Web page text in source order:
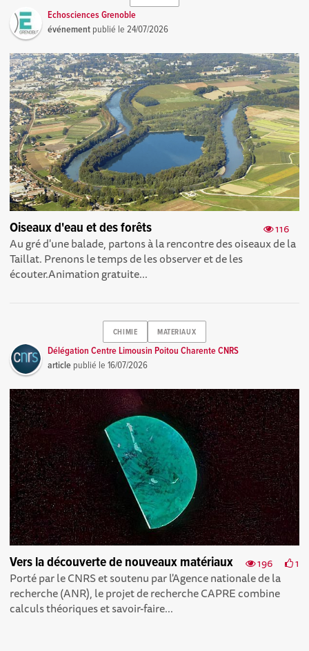
Echosciences Grenoble
événement publié le24/07/2026
116
Oiseaux d'eau et des forêts
Au gré d'une balade, partons à la rencontre des oiseaux de la
Taillat. Prenons le temps de les observer et de les
écouter.Animation gratuite...
CHIMIE MATERIAUX
Délégation Centre Limousin Poitou Charente CNRS
article publié le16/07/2026
196 1
Vers la découverte de nouveaux matériaux
Porté par le CNRS et soutenu par l'Agence nationale de la
recherche (ANR), le projet de recherche CAPRE combine
calculs théoriques et savoir-faire...